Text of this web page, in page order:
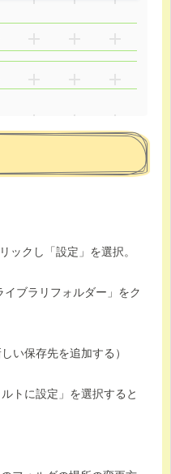
ックし「設定」を選択。
ブラリフォルダー」をク
い保存先を追加する）
トに設定」を選択すると